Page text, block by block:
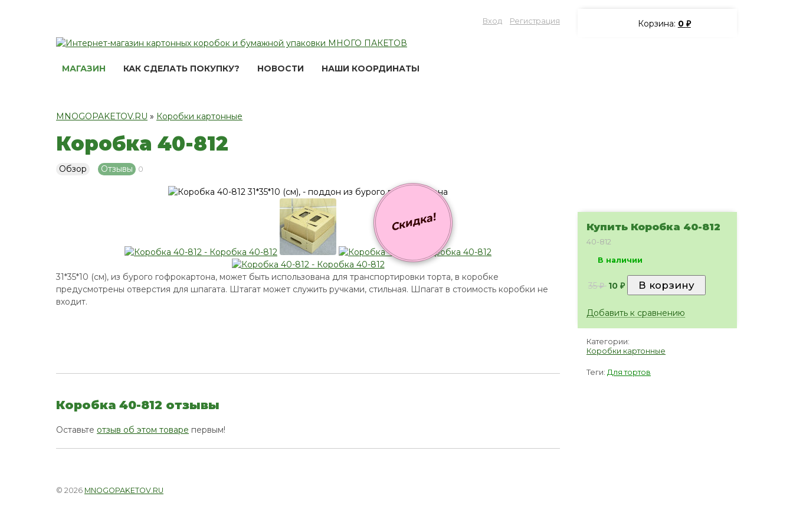
Корзина: 0 ₽
Вход Регистрация
МАГАЗИН КАК СДЕЛАТЬ ПОКУПКУ? НОВОСТИ НАШИ КООРДИНАТЫ
MNOGOPAKETOV.RU » Коробки картонные
Коробка 40-812
Обзор Отзывы 0
Купить Коробка 40-812
40-812
В наличии
35₽ 10 ₽
Добавить к сравнению
Категории:
Коробки картонные
Теги: Для тортов
Скидка!
31*35*10 (см), из бурого гофрокартона, может быть использована для транспортировки торта, в коробке
предусмотрены отверстия для шпагата. Штагат может служить ручками, стильная. Шпагат в стоимость коробки не
входит.
Коробка 40-812 отзывы
Оставьте отзыв об этом товаре первым!
© 2026 MNOGOPAKETOV.RU